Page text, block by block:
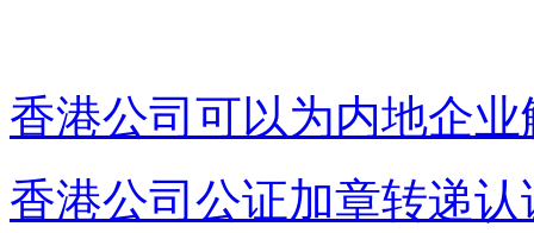
香港公司可以为内地企
香港公司公证加章转递